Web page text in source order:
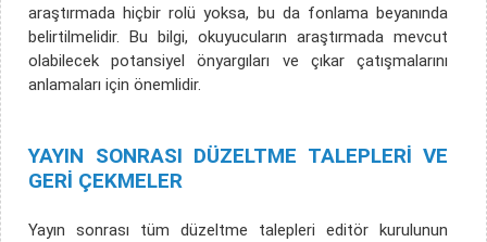
araştırmada hiçbir rolü yoksa, bu da fonlama beyanında
belirtilmelidir. Bu bilgi, okuyucuların araştırmada mevcut
olabilecek potansiyel önyargıları ve çıkar çatışmalarını
anlamaları için önemlidir.
YAYIN SONRASI DÜZELTME TALEPLERİ VE
GERİ ÇEKMELER
Yayın sonrası tüm düzeltme talepleri editör kurulunun